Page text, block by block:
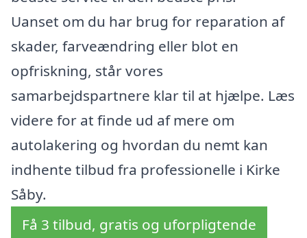
Uanset om du har brug for reparation af
skader, farveændring eller blot en
opfriskning, står vores
samarbejdspartnere klar til at hjælpe. Læs
videre for at finde ud af mere om
autolakering og hvordan du nemt kan
indhente tilbud fra professionelle i Kirke
Såby.
Få 3 tilbud, gratis og uforpligtende